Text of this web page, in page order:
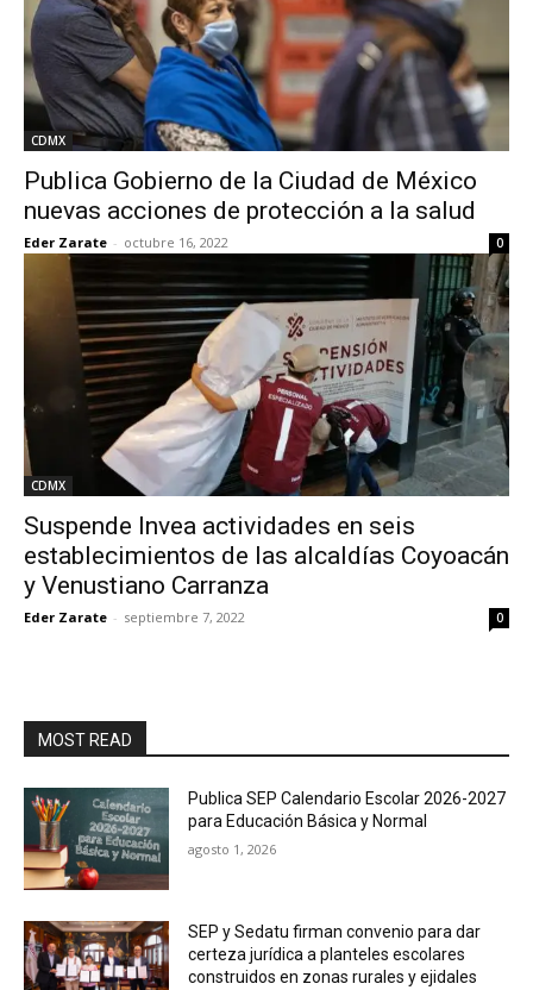
CDMX
Publica Gobierno de la Ciudad de México
nuevas acciones de protección a la salud
Eder Zarate - octubre 16, 2022 0
CDMX
Suspende Invea actividades en seis
establecimientos de las alcaldías Coyoacán
y Venustiano Carranza
Eder Zarate - septiembre 7, 2022 0
MOST READ
Publica SEP Calendario Escolar 2026-2027
para Educación Básica y Normal
agosto 1, 2026
SEP y Sedatu firman convenio para dar
certeza jurídica a planteles escolares
construidos en zonas rurales y ejidales